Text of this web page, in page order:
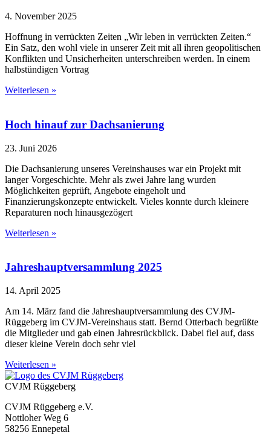
4. November 2025
Hoffnung in verrückten Zeiten „Wir leben in verrückten Zeiten.“
Ein Satz, den wohl viele in unserer Zeit mit all ihren geopolitischen
Konflikten und Unsicherheiten unterschreiben werden. In einem
halbstündigen Vortrag
Weiterlesen »
Hoch hinauf zur Dachsanierung
23. Juni 2026
Die Dachsanierung unseres Vereinshauses war ein Projekt mit
langer Vorgeschichte. Mehr als zwei Jahre lang wurden
Möglichkeiten geprüft, Angebote eingeholt und
Finanzierungskonzepte entwickelt. Vieles konnte durch kleinere
Reparaturen noch hinausgezögert
Weiterlesen »
Jahreshauptversammlung 2025
14. April 2025
Am 14. März fand die Jahreshauptversammlung des CVJM-
Rüggeberg im CVJM-Vereinshaus statt. Bernd Otterbach begrüßte
die Mitglieder und gab einen Jahresrückblick. Dabei fiel auf, dass
dieser kleine Verein doch sehr viel
Weiterlesen »
CVJM Rüggeberg
CVJM Rüggeberg e.V.
Nottloher Weg 6
58256 Ennepetal